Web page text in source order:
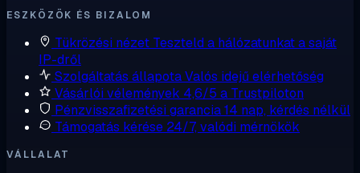
ESZKÖZÖK ÉS BIZALOM
Tükrözési nézet Teszteld a hálózatunkat a saját
IP-dről
Szolgáltatás állapotaValós idejű elérhetőség
Vásárlói vélemények 4,6/5 a Trustpiloton
Pénzvisszafizetési garancia14 nap, kérdés nélkül
Támogatás kérése 24/7, valódi mérnökök
VÁLLALAT